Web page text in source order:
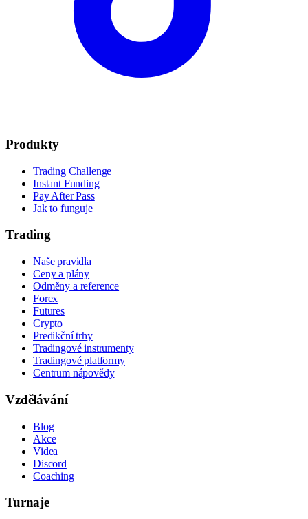
Produkty
Trading Challenge
Instant Funding
Pay After Pass
Jak to funguje
Trading
Naše pravidla
Ceny a plány
Odměny a reference
Forex
Futures
Crypto
Predikční trhy
Tradingové instrumenty
Tradingové platformy
Centrum nápovědy
Vzdělávání
Blog
Akce
Videa
Discord
Coaching
Turnaje